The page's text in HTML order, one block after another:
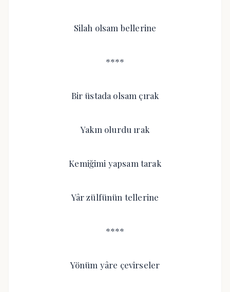
Silah olsam bellerine
****
Bir üstada olsam çırak
Yakın olurdu ırak
Kemiğimi yapsam tarak
Yâr zülfünün tellerine
****
Yönüm yâre çevirseler